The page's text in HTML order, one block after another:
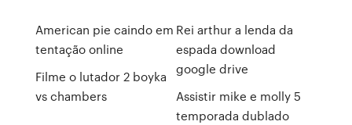
American pie caindo em
tentação online
Filme o lutador 2 boyka
vs chambers
Rei arthur a lenda da
espada download
google drive
Assistir mike e molly 5
temporada dublado